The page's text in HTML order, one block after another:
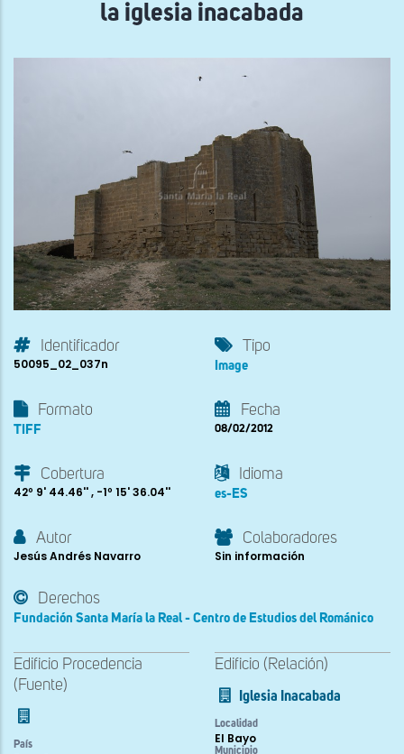
la iglesia inacabada
Identificador
50095_02_037n
Tipo
Image
Formato
TIFF
Fecha
08/02/2012
Cobertura
42º 9' 44.46'' , -1º 15' 36.04''
Idioma
es-ES
Autor
Jesús Andrés Navarro
Colaboradores
Sin información
Derechos
Fundación Santa María la Real - Centro de Estudios del Románico
Edificio Procedencia
(Fuente)
País
Edificio (Relación)
Iglesia Inacabada
Localidad
El Bayo
Municipio